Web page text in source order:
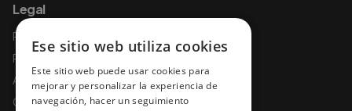
Legal
Política de privacidad
Política de cookies
Aviso legal
Condiciones de uso
Ese sitio web utiliza cookies
Este sitio web puede usar cookies para
mejorar y personalizar la experiencia de
navegación, hacer un seguimiento